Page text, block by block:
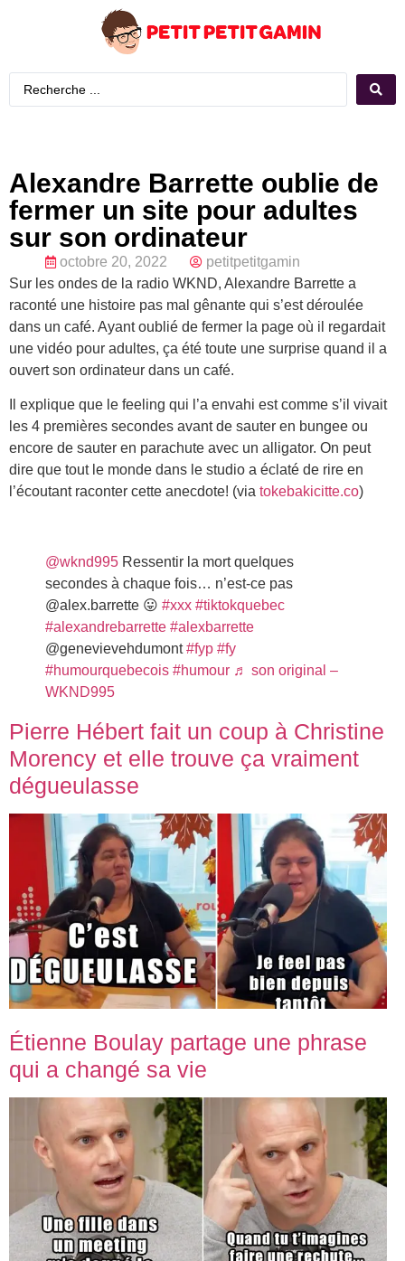
Alexandre Barrette oublie de
fermer un site pour adultes
sur son ordinateur
octobre 20, 2022
petitpetitgamin
Sur les ondes de la radio WKND, Alexandre Barrette a
raconté une histoire pas mal gênante qui s’est déroulée
dans un café. Ayant oublié de fermer la page où il regardait
une vidéo pour adultes, ça été toute une surprise quand il a
ouvert son ordinateur dans un café.
Il explique que le feeling qui l’a envahi est comme s’il vivait
les 4 premières secondes avant de sauter en bungee ou
encore de sauter en parachute avec un alligator. On peut
dire que tout le monde dans le studio a éclaté de rire en
l’écoutant raconter cette anecdote! (via tokebakicitte.co)
@wknd995 Ressentir la mort quelques
secondes à chaque fois… n’est-ce pas
@alex.barrette 😛 #xxx #tiktokquebec
#alexandrebarrette #alexbarrette
@genevievehdumont#fyp #fy
#humourquebecois #humour ♬ son original –
WKND995
Pierre Hébert fait un coup à Christine
Morency et elle trouve ça vraiment
dégueulasse
Étienne Boulay partage une phrase
qui a changé sa vie